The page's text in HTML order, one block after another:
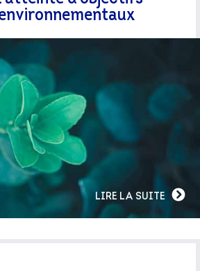
LIRE LA SUITE